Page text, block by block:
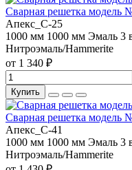
Сварная решетка модель
Апекс_С-25
1000 мм 1000 мм Эмаль 3
Нитроэмаль/Hammerite
от 1 340 ₽
Купить
Сварная решетка модель
Апекс_С-41
1000 мм 1000 мм Эмаль 3
Нитроэмаль/Hammerite